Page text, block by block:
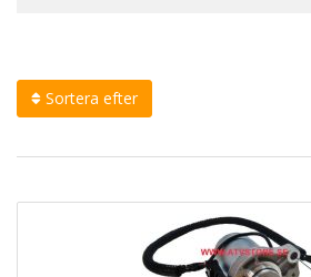
Sortera efter